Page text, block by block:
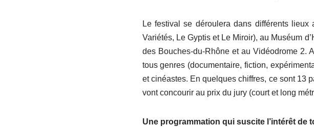
Le festival se déroulera dans différents
Variétés, Le Gyptis et Le Miroir), au Muséum
des Bouches-du-Rhône et au Vidéodrome 2.
tous genres (documentaire, fiction,
et cinéastes. En quelques chiffres, ce sont 13
vont concourir au prix du jury (court et long
Une programmation qui suscite l’intérêt de